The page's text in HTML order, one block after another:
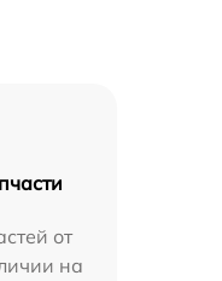
от
на